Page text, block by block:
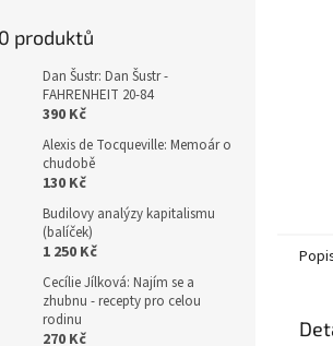
produktů
Dan Šustr: Dan Šustr -
FAHRENHEIT 20-84
390 Kč
Alexis de Tocqueville: Memoár o
chudobě
130 Kč
Budilovy analýzy kapitalismu
(balíček)
1 250 Kč
Cecílie Jílková: Najím se a
zhubnu - recepty pro celou
rodinu
270 Kč